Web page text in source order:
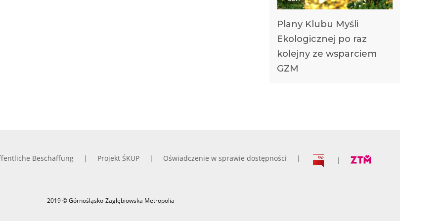
Plany Klubu Myśli
Ekologicznej po raz
kolejny ze wsparciem
GZM
Beschaffung Projekt ŚKUP Oświadczenie w sprawie dostępności
2019 © Górnośląsko-Zagłębiowska Metropolia